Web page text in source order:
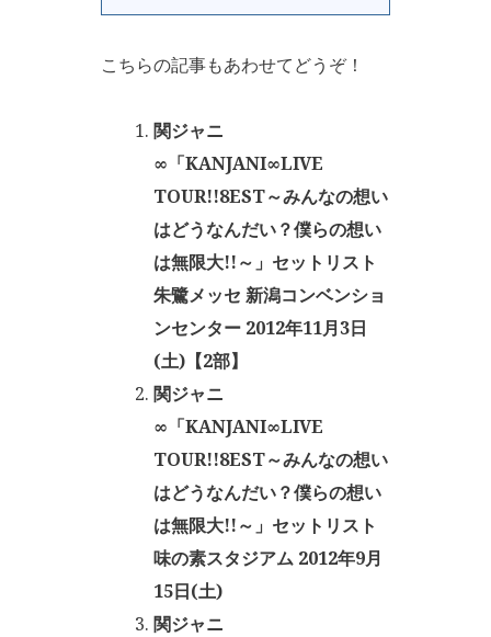
こちらの記事もあわせてどうぞ！
関ジャニ
∞「KANJANI∞LIVE
TOUR!!8EST～みんなの想い
はどうなんだい？僕らの想い
は無限大!!～」セットリスト
朱鷺メッセ 新潟コンベンショ
ンセンター 2012年11月3日
(土)【2部】
関ジャニ
∞「KANJANI∞LIVE
TOUR!!8EST～みんなの想い
はどうなんだい？僕らの想い
は無限大!!～」セットリスト
味の素スタジアム 2012年9月
15日(土)
関ジャニ